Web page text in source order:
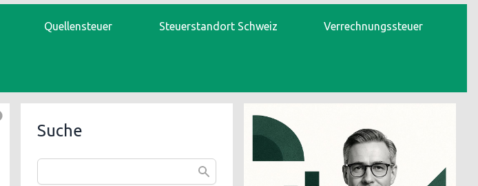
Quellensteuer Steuerstandort Schweiz Verrechnungssteuer
Suche